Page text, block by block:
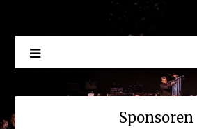
Sponsoren